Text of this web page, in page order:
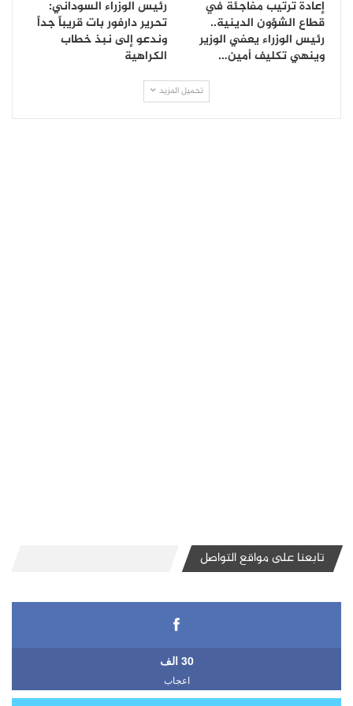
إعادة ترتيب مفاجئة في
قطاع الشؤون الدينية..
رئيس الوزراء يعفي الوزير
وينهي تكليف أمين…
رئيس الوزراء السوداني:
تحرير دارفور بات قريباً جداً
وندعو إلى نبذ خطاب
الكراهية
تحميل المزيد
تابعنا على مواقع التواصل
30 الف
اعجاب